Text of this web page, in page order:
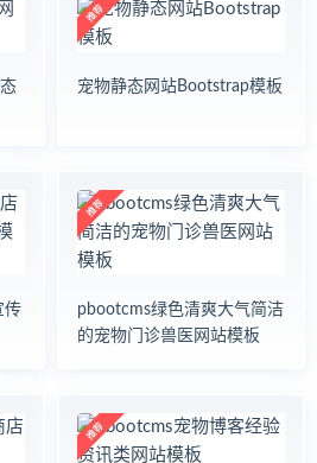
宠物静态网站Bootstrap模板
传
pbootcms绿色清爽大气简洁
的宠物门诊兽医网站模板